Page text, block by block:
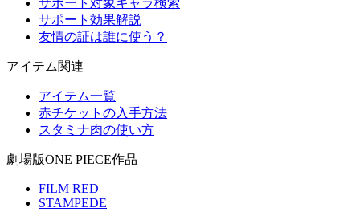
サポート対象キャラ検索
サポート効果解説
友情の証は誰に使う？
アイテム関連
アイテム一覧
赤チケットの入手方法
スタミナ肉の使い方
劇場版ONE PIECE作品
FILM RED
STAMPEDE